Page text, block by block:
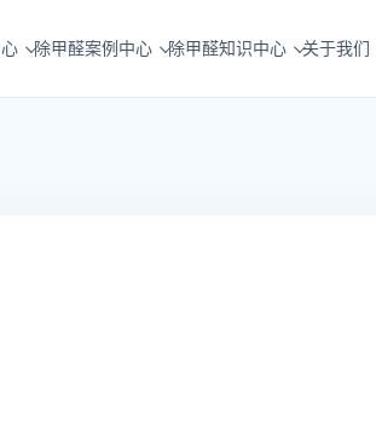
除甲醛案例中心 除甲醛知识中心 关于我们